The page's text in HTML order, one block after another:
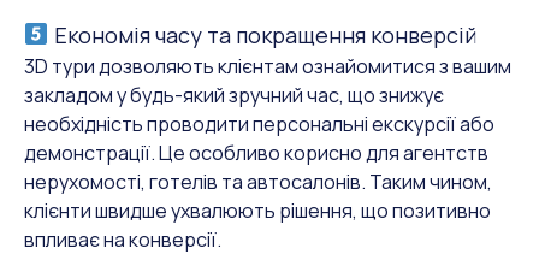
Економія часу та покращення конверсій
3D тури дозволяють клієнтам ознайомитися з вашим
закладом у будь-який зручний час, що знижує
необхідність проводити персональні екскурсії або
демонстрації. Це особливо корисно для агентств
нерухомості, готелів та автосалонів. Таким чином,
клієнти швидше ухвалюють рішення, що позитивно
впливає на конверсії.